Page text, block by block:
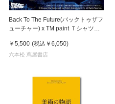
Back To The Future(バックトゥザフ
ューチャー) x TM paint Ｔシャツ
￥5,500 (税込 ￥6,050)
六本松 蔦屋書店